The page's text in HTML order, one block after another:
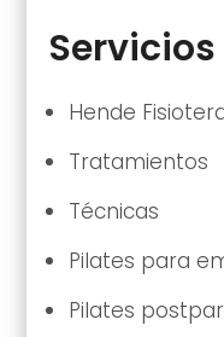
Servicios
Hende
Tratamientos
Técnicas
Pilates para
Pilates